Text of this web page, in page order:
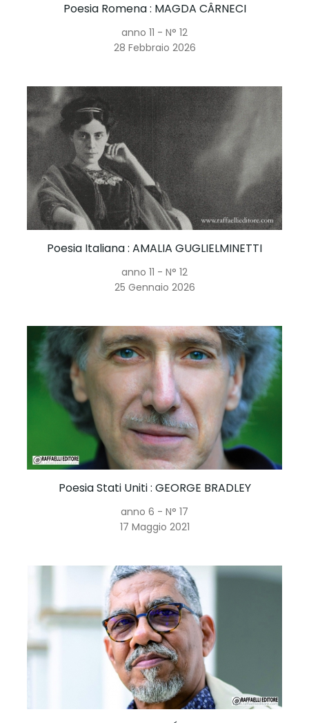
Poesia Romena: MAGDA CÂRNECI
anno 11 - N° 12
28 Febbraio 2026
Poesia Italiana: AMALIA GUGLIELMINETTI
anno 11 - N° 12
25 Gennaio 2026
Poesia Stati Uniti: GEORGE BRADLEY
anno 6 - N° 17
17 Maggio 2021